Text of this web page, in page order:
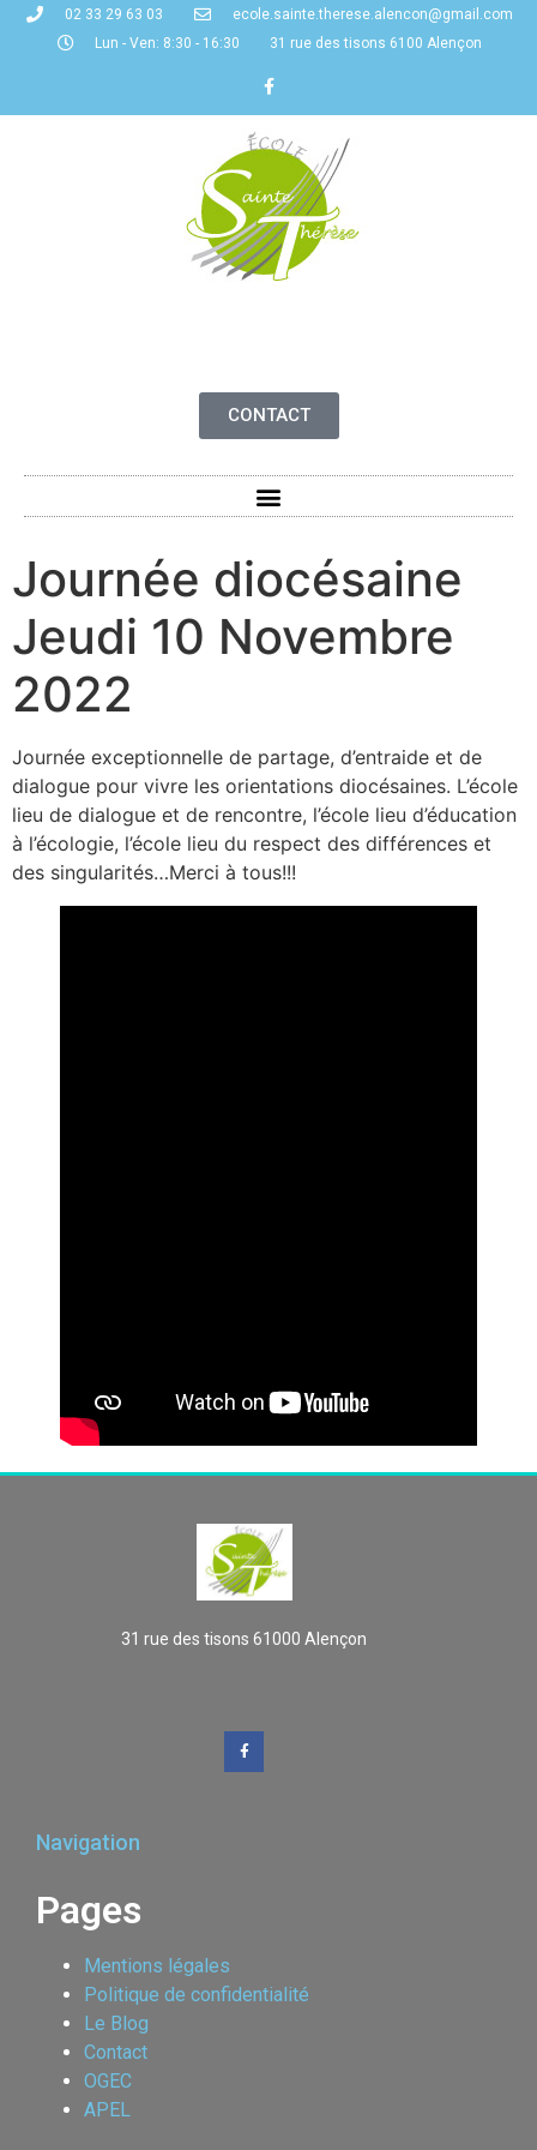
02 33 29 63 03
ecole.sainte.therese.alencon@gmail.com
Lun - Ven: 8:30 - 16:30
31 rue des tisons 6100 Alençon
CONTACT
Journée diocésaine
Jeudi 10 Novembre
2022
Journée exceptionnelle de partage, d’entraide et de
dialogue pour vivre les orientations diocésaines. L’école
lieu de dialogue et de rencontre, l’école lieu d’éducation
à l’écologie, l’école lieu du respect des différences et
des singularités…Merci à tous!!!
31 rue des tisons 61000 Alençon
Navigation
Pages
Mentions légales
Politique de confidentialité
Le Blog
Contact
OGEC
APEL